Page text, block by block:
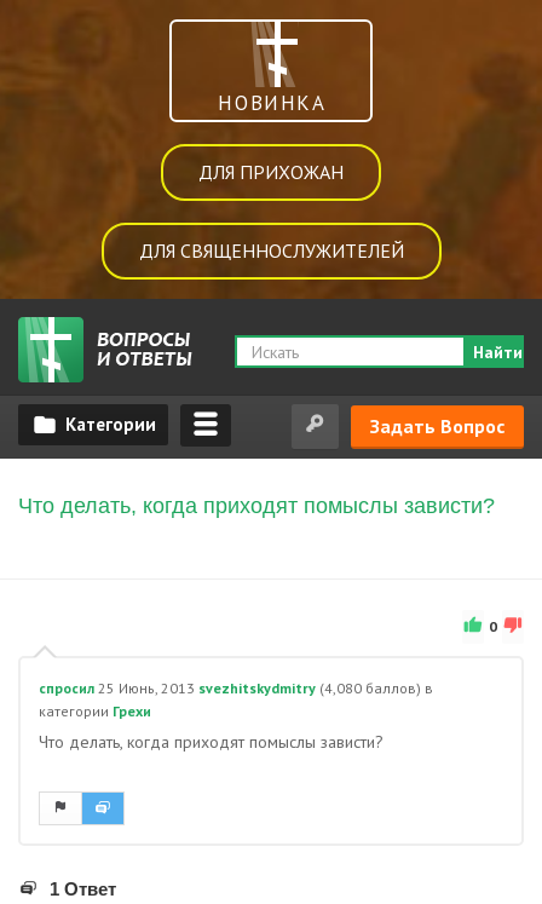
НОВИНКА
ДЛЯ ПРИХОЖАН
ДЛЯ СВЯЩЕННОСЛУЖИТЕЛЕЙ
Найти
Задать Вопрос
Что делать, когда приходят помыслы зависти?
0
спросил 25 Июнь, 2013 svezhitskydmitry (4,080 баллов) в
категории Грехи
Что делать, когда приходят помыслы зависти?
1 Ответ